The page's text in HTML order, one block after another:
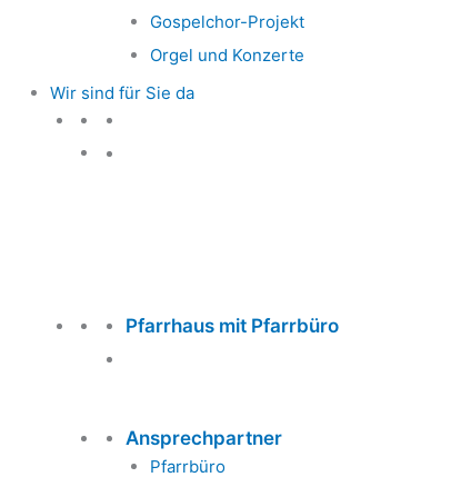
Gospelchor-Projekt
Orgel und Konzerte
Wir sind für Sie da
Pfarrhaus mit Pfarrbüro
Ansprechpartner
Pfarrbüro